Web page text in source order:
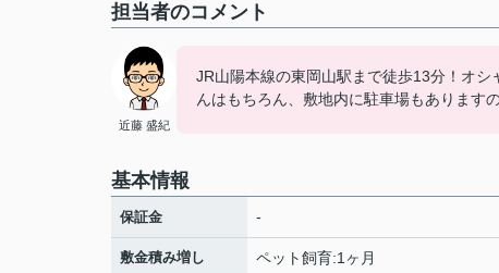
担当者のコメント
近藤 盛紀
JR山陽本線の東岡山駅まで徒歩13分！オ
んはもちろん、敷地内に駐車場もあります
基本情報
保証金 -
敷金積み増し ペット飼育:1ヶ月